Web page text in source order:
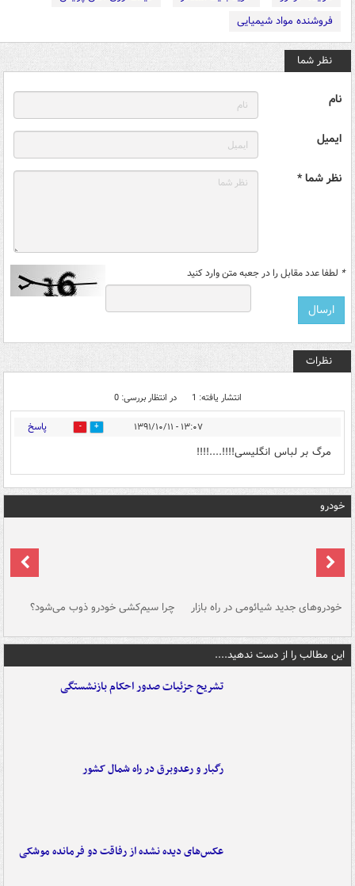
فروشنده مواد شیمیایی
نظر شما
نام
ایمیل
نظر شما *
* لطفا عدد مقابل را در جعبه متن وارد کنید
نظرات
انتشار یافته: 1 در انتظار بررسی: 0
۱۳:۰۷ - ۱۳۹۱/۱۰/۱۱ 0 پاسخ
مرگ بر لباس انگلیسی!!!!....!!!!
خودرو
خودروهای جدید شیائومی در راه بازار چرا سیم‌کشی خودرو ذوب می‌شود؟
این مطالب را از دست ندهید....
تشریح جزئیات صدور احکام بازنشستگی
رگبار و رعدوبرق در راه شمال کشور
عکس‌های دیده نشده از رفاقت دو فرمانده‌ موشکی